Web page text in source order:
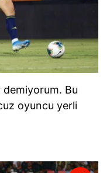
demiyorum. Bu
oyuncu yerli